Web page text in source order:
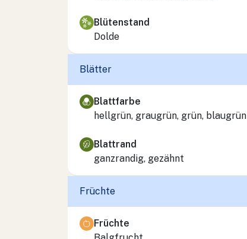
Blütenstand
Dolde
Blätter
Blattfarbe
hellgrün, graugrün, grün, blaugrün
Blattrand
ganzrandig, gezähnt
Früchte
Früchte